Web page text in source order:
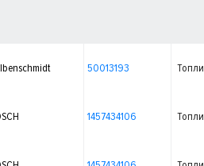
50013193
1457434106